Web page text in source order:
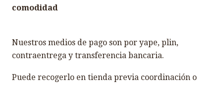
comodidad
Nuestros medios de pago son por yape, plin,
contraentrega y transferencia bancaria.
Puede recogerlo en tienda previa coordinación o